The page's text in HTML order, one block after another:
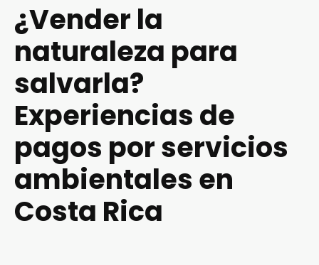
¿Vender la
naturaleza para
salvarla?
Experiencias de
pagos por servicios
ambientales en
Costa Rica